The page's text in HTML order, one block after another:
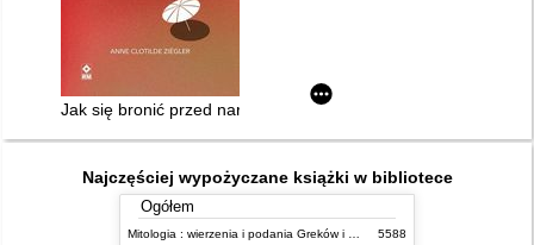
Jak się bronić przed narcyzem : uwolnij się z toksycznych
Najczęściej wypożyczane książki w bibliotece
Ogółem
5588